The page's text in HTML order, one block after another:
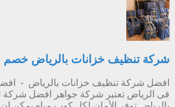
شركة تنظيف خزانات بالرياض خصم 30%
افضل شركة تنظيف خزانات بالرياض -
فى الرياض تعتبر شركة جواهر افضل شركة